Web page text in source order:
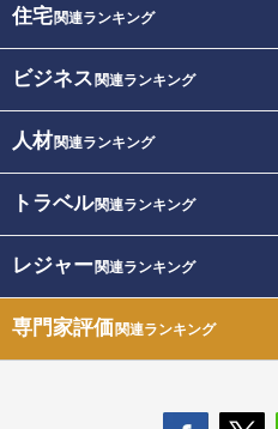
住宅関連ランキング
ビジネス 関連ランキング
人材関連ランキング
トラベル関連ランキング
レジャー関連ランキング
専門家評価関連ランキング